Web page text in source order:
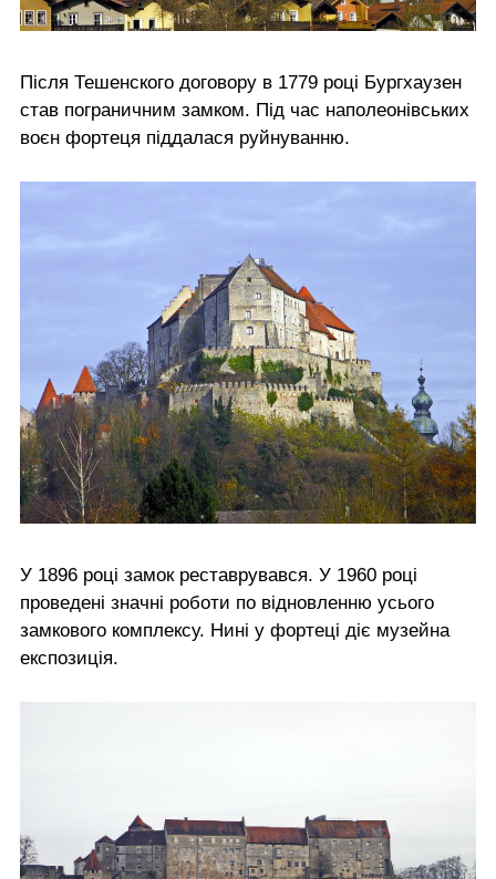
Після Тешенского договору в 1779 році Бургхаузен
став пограничним замком. Під час наполеонівських
воєн фортеця піддалася руйнуванню.
У 1896 році замок реставрувався. У 1960 році
проведені значні роботи по відновленню усього
замкового комплексу. Нині у фортеці діє музейна
експозиція.